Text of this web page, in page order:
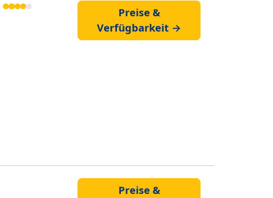
Preise &
Verfügbarkeit →
Preise &